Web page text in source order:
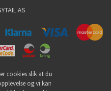
AS
cookies slik at du
og vi kan